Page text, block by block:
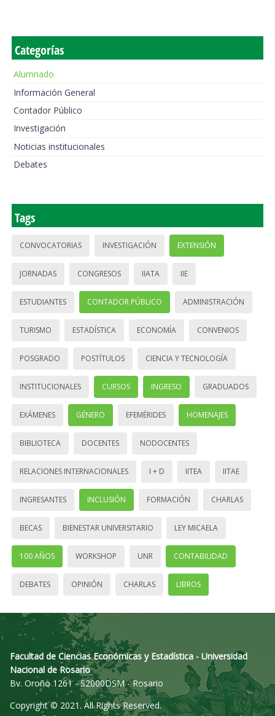
Categorías
Alumnado
Información General
Contador Público
Investigación
Noticias institucionales
Debates
Tags
CONVOCATORIAS INVESTIGACIÓN EXTENSIÓN
JORNADAS CONGRESOS IIATA IIE
ESTUDIANTES CONTADOR PÚBLICO ADMINISTRACIÓN
TURISMO ESTADÍSTICA ECONOMÍA CONVENIOS
POSGRADO POSTÍTULOS CIENCIA Y TECNOLOGÍA
INSTITUCIONALES CURSOS INGRESO GRADUADOS
EXÁMENES GÉNERO EFEMÉRIDES HOMENAJES
BIBLIOTECA DOCENTES NODOCENTES
RELACIONES INTERNACIONALES I + D IITEA IITAE
INGRESANTES INCLUSIÓN FORMACIÓN CHARLAS
BECAS BIENESTAR UNIVERSITARIO LEY MICAELA
100 AÑOS WORKSHOP UNR CONTABILIDAD
DEBATES OPINIÓN CHARLAS LIBROS
Facultad de Ciencias Económicas y Estadística - Universidad
Nacional de Rosario
Bv. Oroño 1261 - S2000DSM - Rosario
Copyright © 2021. All Rights Reserved.